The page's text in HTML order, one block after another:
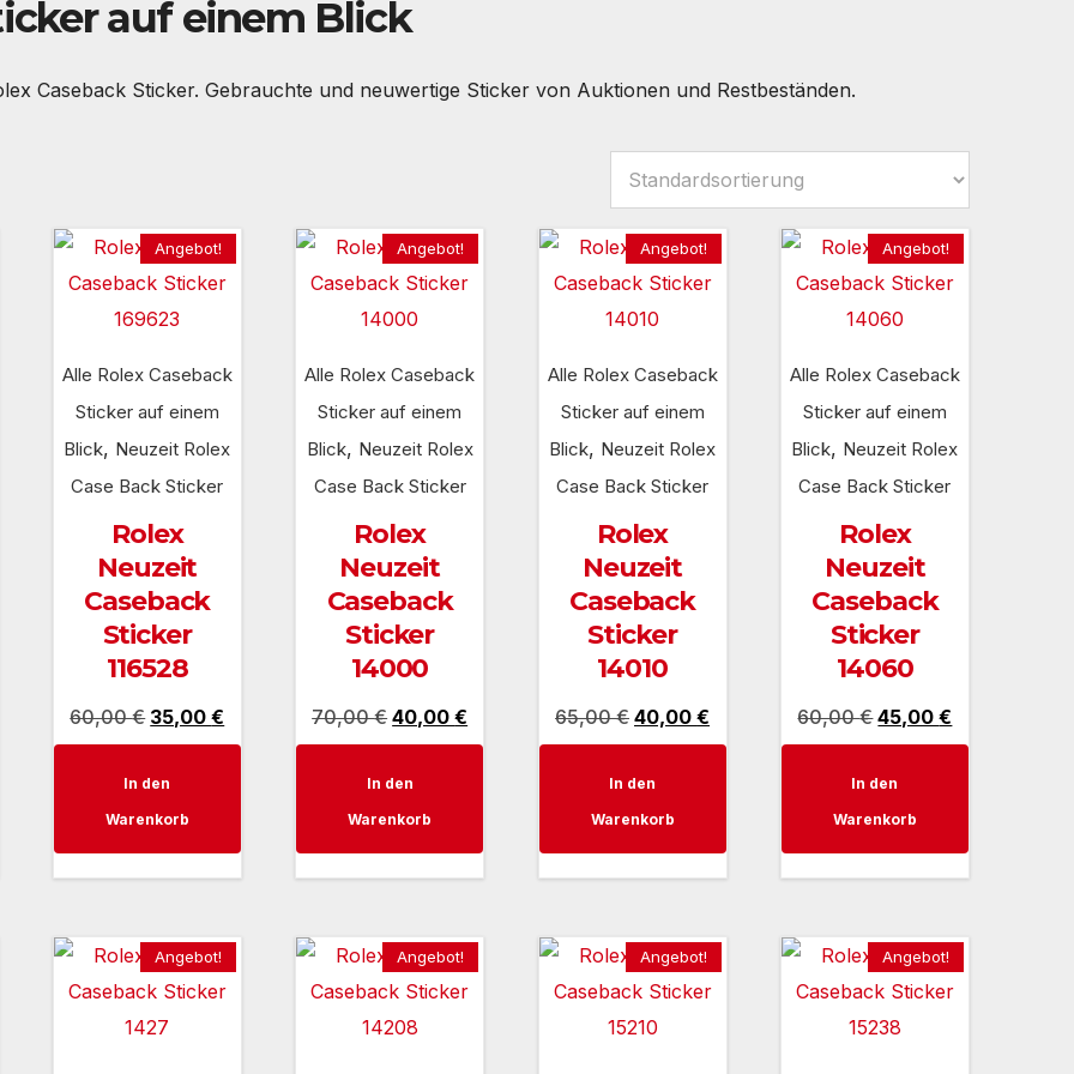
auf einem Blick
Caseback Sticker. Gebrauchte und neuwertige Sticker von Auktionen und Restbeständen.
Angebot!
Alle Rolex Caseback
Sticker auf einem
Blick, Neuzeit Rolex
Case Back Sticker
Rolex
Neuzeit
Caseback
Sticker
116528
60,00€ Ursprünglicher
Preis
war:
60,00 €
35,00€
Preis
In den
Warenkorb
Angebot!
Alle Rolex Caseback
Sticker auf einem
Blick, Neuzeit Rolex
Case Back Sticker
Rolex
Neuzeit
Caseback
Sticker
14000
70,00€Ursprünglicher
Preis
war:
70,00 €
40,00€
Preis
In den
Warenkorb
Angebot!
Alle Rolex Caseback
Sticker auf einem
Blick, Neuzeit Rolex
Case Back Sticker
Rolex
Neuzeit
Caseback
Sticker
14010
65,00€ Ursprünglicher
Preis
war:
65,00 €
40,00€
Preis
In den
Warenkorb
Angebot!
Alle Rolex Caseback
Sticker auf einem
Blick, Neuzeit Rolex
Case Back Sticker
Rolex
Neuzeit
Caseback
Sticker
14060
60,00€Ursprünglicher
Preis
war:
60,00 €
45,00€
Preis
In den
Warenkorb
Angebot! Angebot! Angebot! Angebot!